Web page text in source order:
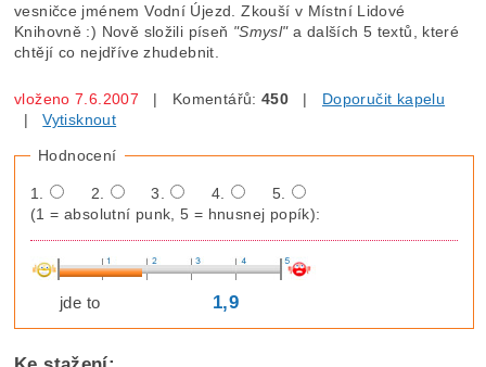
vesničce jménem Vodní Újezd. Zkouší v Místní Lidové
Knihovně :) Nově složili píseň "Smysl"a dalších 5 textů, které
chtějí co nejdříve zhudebnit.
vloženo 7.6.2007 | Komentářů:450 | Doporučit kapelu
|Vytisknout
Hodnocení
1. 2. 3. 4.
5.
(1 = absolutní punk, 5 = hnusnej popík):
jde to 1,9